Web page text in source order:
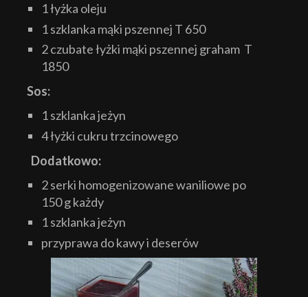
1 łyżka oleju
1 szklanka mąki pszennej T 650
2 czubate łyżki mąki pszennej graham T
1850
Sos:
1 szklanka jeżyn
4 łyżki cukru trzcinowego
Dodatkowo:
2 serki homogenizowane waniliowe po
150 g każdy
1 szklanka jeżyn
przyprawa do kawy i deserów